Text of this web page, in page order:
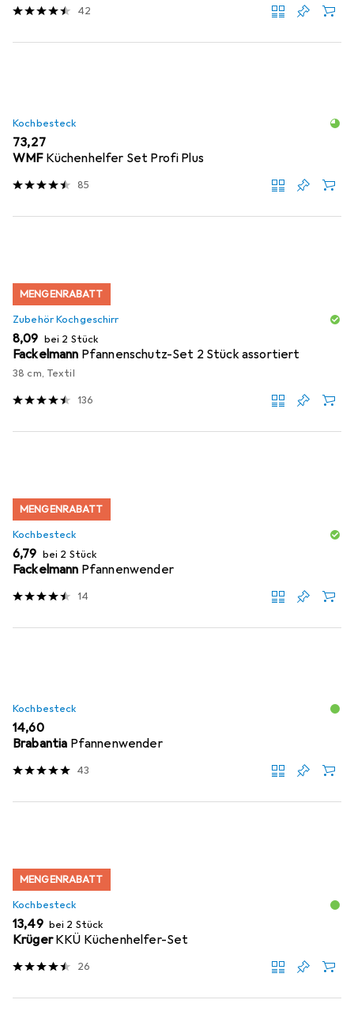
42
Kochbesteck
EUR
73,27
WMF Küchenhelfer Set Profi Plus
85
MENGENRABATT
Zubehör Kochgeschirr
EUR
8,09 bei 2 Stück
Fackelmann Pfannenschutz-Set 2 Stück assortiert
38 cm, Textil
136
MENGENRABATT
Kochbesteck
EUR
6,79 bei 2 Stück
Fackelmann Pfannenwender
14
Kochbesteck
EUR
14,60
Brabantia Pfannenwender
43
MENGENRABATT
Kochbesteck
EUR
13,49 bei 2 Stück
Krüger KKÜ Küchenhelfer-Set
26